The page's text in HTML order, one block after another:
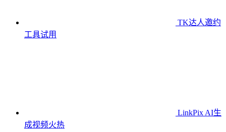
TK达人邀约
工具试用
LinkPix AI生
成视频火热